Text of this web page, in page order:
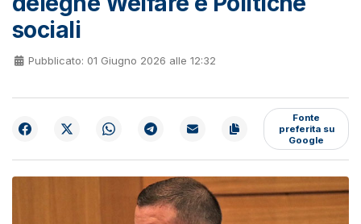
sociali
Pubblicato: 01 Giugno 2026 alle 12:32
Fonte
preferita su
Google